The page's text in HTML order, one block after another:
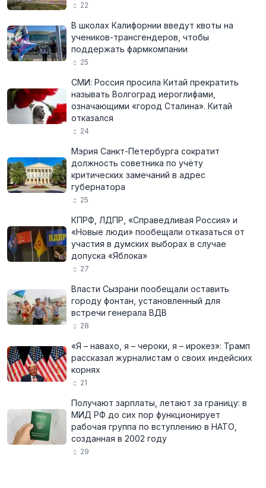
22
В школах Калифорнии введут квоты на
учеников-трансгендеров, чтобы
поддержать фармкомпании
25
СМИ: Россия просила Китай прекратить
называть Волгоград иероглифами,
означающими «город Сталина». Китай
отказался
24
Мэрия Санкт-Петербурга сократит
должность советника по учёту
критических замечаний в адрес
губернатора
25
КПРФ, ЛДПР, «Справедливая Россия» и
«Новые люди» пообещали отказаться от
участия в думских выборах в случае
допуска «Яблока»
27
Власти Сызрани пообещали оставить
городу фонтан, установленный для
встречи генерала ВДВ
28
«Я – навахо, я – чероки, я – ирокез»: Трамп
рассказал журналистам о своих индейских
корнях
21
Получают зарплаты, летают за границу: в
МИД РФ до сих пор функционирует
рабочая группа по вступлению в НАТО,
созданная в 2002 году
29